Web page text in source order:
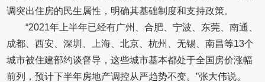
调突出住房的民生属性，明确其基础制度和支持政策。
“2021年上半年已经有广州、合肥、宁波、东莞、南通、
成都、西安、深圳、上海、北京、杭州、无锡、南昌等13个
城市被住建部约谈督导，这些城市基本都处于全国房价涨幅
前列，预计下半年房地产调控从严趋势不变。”张大伟说。